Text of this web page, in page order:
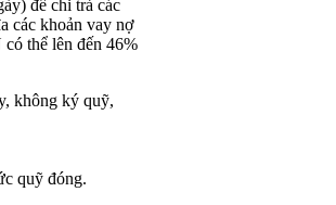
để chi trả các
các khoản vay nợ
thể lên đến 46%
không ký quỹ,
quỹ đóng.